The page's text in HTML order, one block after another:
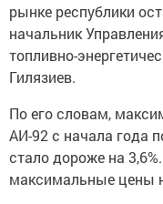
рынке республики
начальник
топливно-
Гилязиев.
По его словам,
АИ-92 с начала года
стало дороже на
максимальные цены